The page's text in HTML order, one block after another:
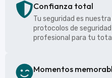
Confianza total
Tu seguridad es
protocolos de
profesional para tu
Momentos